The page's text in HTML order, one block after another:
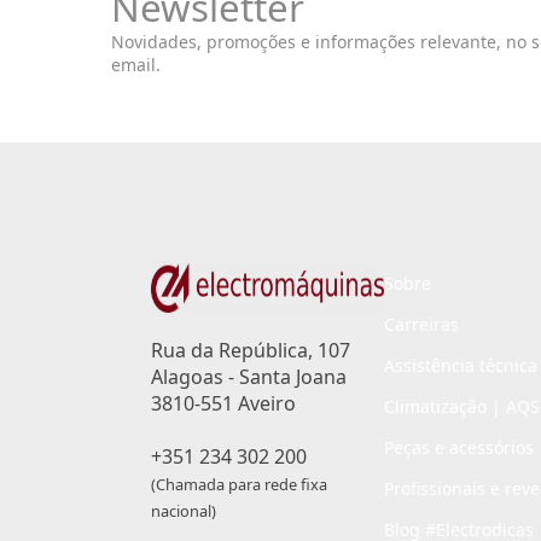
Novidades, promoções e informações relevante, no
email.
Rua da República, 107
Alagoas - Santa Joana
3810-551 Aveiro
+351 234 302 200
(Chamada para rede fixa
nacional)